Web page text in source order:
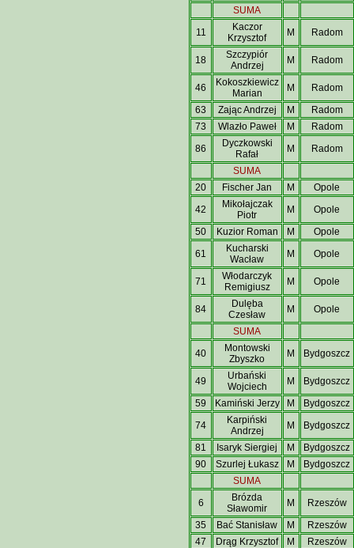
SUMA
11
Kaczor
Krzysztof
M Radom
18
Szczypiór
Andrzej
M Radom
46
Kokoszkiewicz
Marian
M
Radom
63
Zając Andrzej M
Radom
73
Wlazło Paweł M
Radom
86
Dyczkowski
Rafał
M
Radom
SUMA
20
Fischer Jan M
Opole
42
Mikołajczak
Piotr
M
Opole
50
Kuzior Roman M
Opole
61
Kucharski
Wacław
M Opole
71
Włodarczyk
Remigiusz
M Opole
84
Dulęba
Czesław
M
Opole
SUMA
40
Montowski
Zbyszko
M Bydgoszcz
49
Urbański
Wojciech
M
Bydgoszcz
59
Kamiński Jerzy M
Bydgoszcz
74
Karpiński
Andrzej
M
Bydgoszcz
81
Isaryk Siergiej M
Bydgoszcz
90
Szurlej Łukasz M
Bydgoszcz
SUMA
6
Brózda
Sławomir
M
Rzeszów
35
Bać Stanisław M
Rzeszów
47
Drąg Krzysztof M
Rzeszów